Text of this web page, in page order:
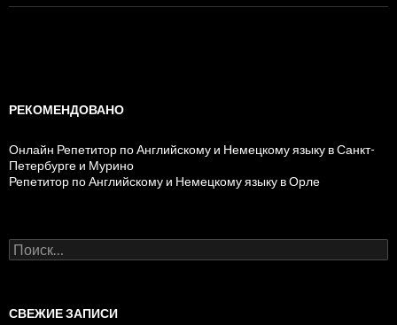
РЕКОМЕНДОВАНО
Онлайн Репетитор по Английскому и Немецкому языку в Санкт-
Петербурге и Мурино
Репетитор по Английскому и Немецкому языку в Орле
Н
а
и
СВЕЖИЕ ЗАПИСИ